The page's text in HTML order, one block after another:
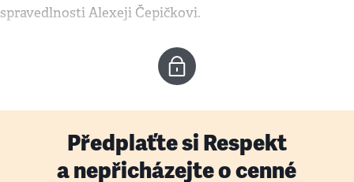
spravedlnosti Alexeji Čepičkovi.
Předplaťte si Respekt
a nepřicházejte o cenné